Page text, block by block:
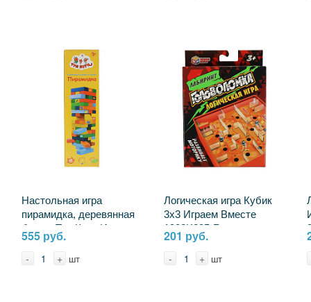
Настольная игра
пирамидка, деревянная
башня Три Кота Играем
Вместе 2007K698-R
555 руб.
- + шт
Логическая игра Кубик
3х3 Играем Вместе
1902K295-R
201 руб.
- + шт